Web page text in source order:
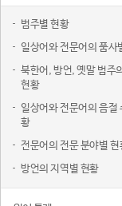
범주별 현황
일상어와 전문어의 품사
북한어, 방언, 옛말 범주
현황
일상어와 전문어의 음절
황
전문어의 전문 분야별 현
방언의 지역별 현황